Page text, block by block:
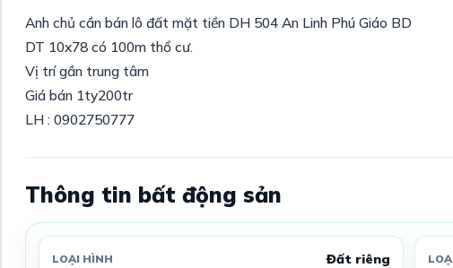
Anh chủ cần bán lô đất mặt tiền DH 504 An Linh Phú Giáo BD
DT 10x78 có 100m thổ cư.
Vị trí gần trung tâm
Giá bán 1ty200tr
LH : 0902750777
Thông tin bất động sản
LOẠI HÌNH Đất riêng